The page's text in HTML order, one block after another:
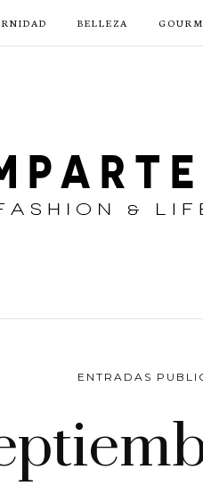
BELLEZA
ENTRADAS